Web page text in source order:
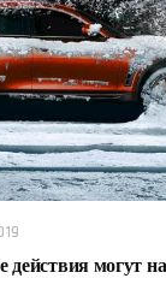
действия могут